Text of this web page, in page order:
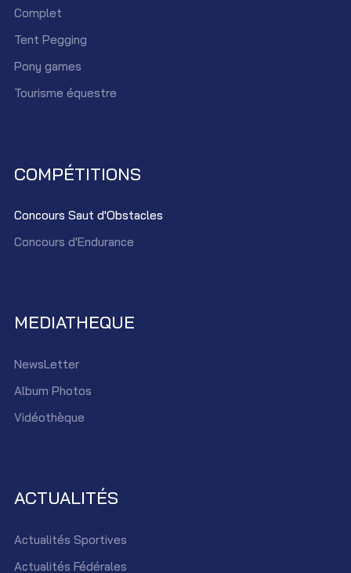
Complet
Tent Pegging
Pony games
Tourisme équestre
COMPÉTITIONS
Concours Saut d'Obstacles
Concours d'Endurance
MEDIATHEQUE
NewsLetter
Album Photos
Vidéothèque
ACTUALITÉS
Actualités Sportives
Actualités Fédérales